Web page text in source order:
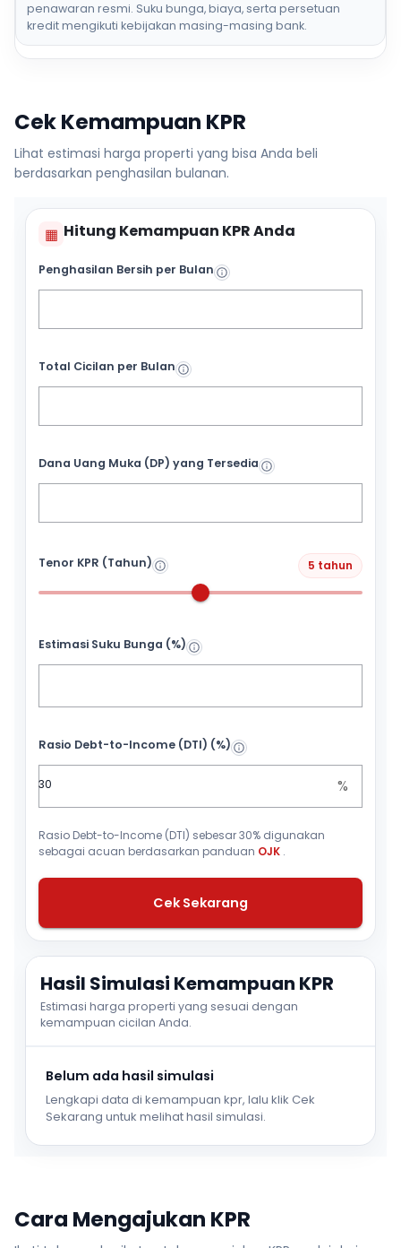
penawaran resmi. Suku bunga, biaya, serta persetuan
kredit mengikuti kebijakan masing-masing bank.
Cek Kemampuan KPR
Lihat estimasi harga properti yang bisa Anda beli
berdasarkan penghasilan bulanan.
▦ Hitung Kemampuan KPR Anda
Penghasilan Bersih per Bulan
Total Cicilan per Bulan
Dana Uang Muka (DP) yang Tersedia
Tenor KPR (Tahun) 5 tahun
Estimasi Suku Bunga (%)
Rasio Debt-to-Income (DTI) (%)
%
Rasio Debt-to-Income (DTI) sebesar 30% digunakan
sebagai acuan berdasarkan panduan OJK .
Cek Sekarang
Hasil Simulasi Kemampuan KPR
Estimasi harga properti yang sesuai dengan
kemampuan cicilan Anda.
Belum ada hasil simulasi
Lengkapi data di kemampuan kpr, lalu klik Cek
Sekarang untuk melihat hasil simulasi.
Cara Mengajukan KPR